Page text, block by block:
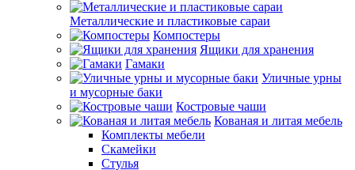
Металлические и пластиковые сараи
Компостеры
Ящики для хранения
Гамаки
Уличные урны
и мусорные баки
Костровые чаши
Кованая и литая мебель
Комплекты мебели
Скамейки
Стулья